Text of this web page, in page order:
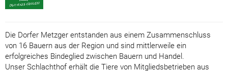
Die Dorfer Metzger entstanden aus einem Zusammenschluss
von 16 Bauern aus der Region und sind mittlerweile ein
erfolgreiches Bindeglied zwischen Bauern und Handel.
Unser Schlachthof erhält die Tiere von Mitgliedsbetrieben aus